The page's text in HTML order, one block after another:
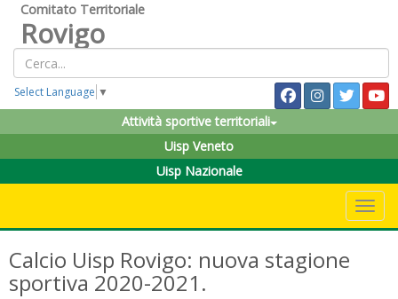
Comitato Territoriale
Rovigo
Select Language ▼
Attività sportive territoriali
Uisp Veneto
Uisp Nazionale
Calcio Uisp Rovigo: nuova stagione
sportiva 2020-2021.